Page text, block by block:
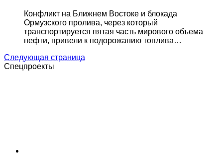
Конфликт на Ближнем Востоке и блокада
Ормузского пролива, через который
транспортируется пятая часть мирового объема
нефти, привели к подорожанию топлива…
Следующая страница
Спецпроекты